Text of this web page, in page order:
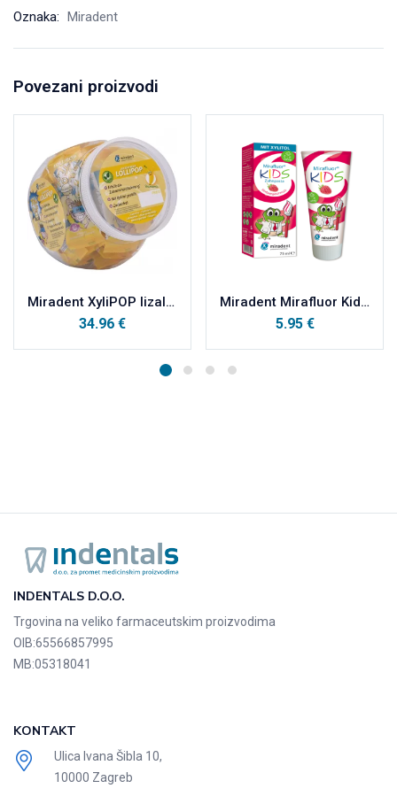
Oznaka: Miradent
Povezani proizvodi
Miradent XyliPOP lizalica zašećerena 100% xylitolom a25 banana
34.96 €
Miradent Mirafluor Kids pasta-malina
5.95 €
INDENTALS D.O.O.
Trgovina na veliko farmaceutskim proizvodima
OIB:65566857995
MB:05318041
KONTAKT
Ulica Ivana Šibla 10,
10000 Zagreb